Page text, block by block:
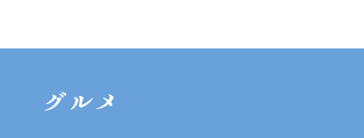
グルメ